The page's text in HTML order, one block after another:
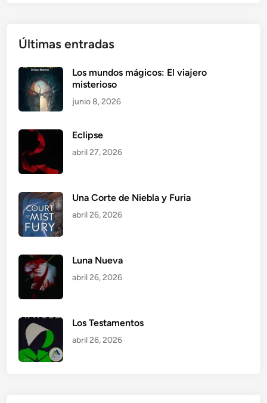
Últimas entradas
Los mundos mágicos: El viajero
misterioso
junio 8, 2026
Eclipse
abril 27, 2026
Una Corte de Niebla y Furia
abril 26, 2026
Luna Nueva
abril 26, 2026
Los Testamentos
abril 26, 2026